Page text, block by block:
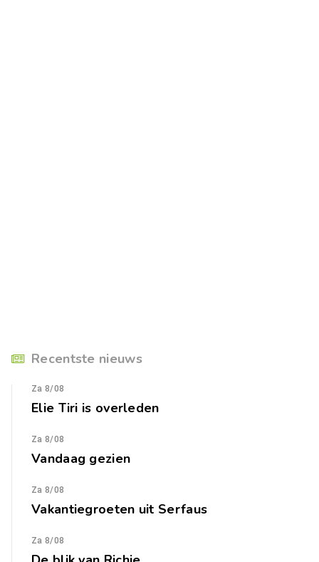
Recentste nieuws
Za 8/08
Elie Tiri is overleden
Za 8/08
Vandaag gezien
Za 8/08
Vakantiegroeten uit Serfaus
Za 8/08